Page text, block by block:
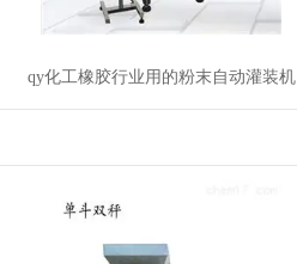
qy化工橡胶行业用的粉末自动灌装机